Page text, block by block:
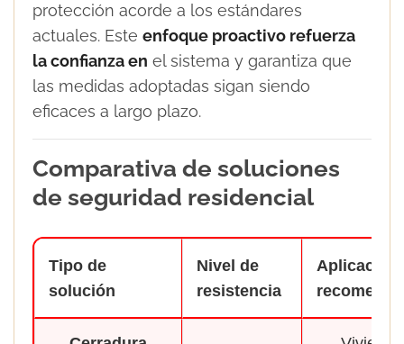
protección acorde a los estándares
actuales. Este enfoque proactivo refuerza
la confianza en el sistema y garantiza que
las medidas adoptadas sigan siendo
eficaces a largo plazo.
Comparativa de soluciones
de seguridad residencial
Tipo de
solución
Nivel de
resistencia
Aplicación